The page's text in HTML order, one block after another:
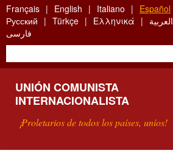
Skip
to
main
content
Français English Italiano Español
Русский
Türkçe Ελληνικά العربية
فارسی
UNIÓN COMUNISTA
INTERNACIONALISTA
¡Proletarios de todos los países, uníos!